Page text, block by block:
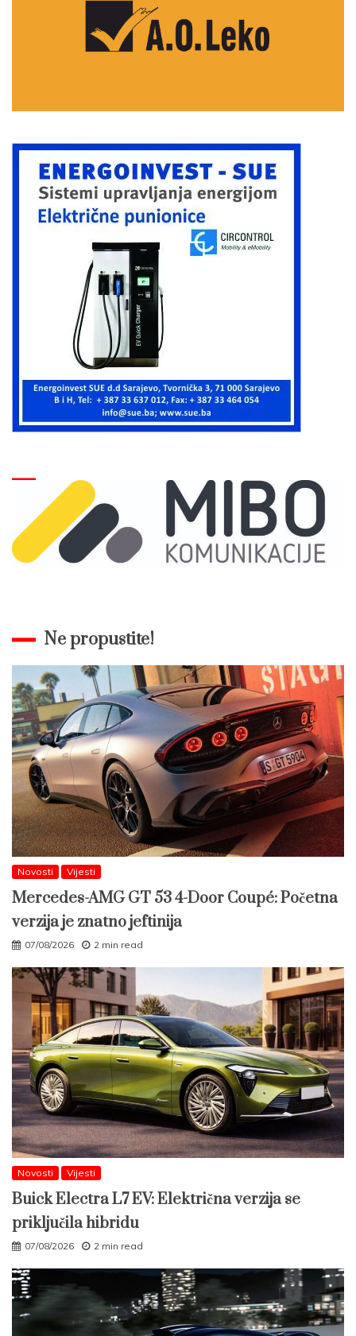
Ne propustite!
Novosti Vijesti
Mercedes-AMG GT 53 4-Door Coupé: Početna
verzija je znatno jeftinija
07/08/2026 2 min read
Novosti Vijesti
Buick Electra L7 EV: Električna verzija se
priključila hibridu
07/08/2026 2 min read